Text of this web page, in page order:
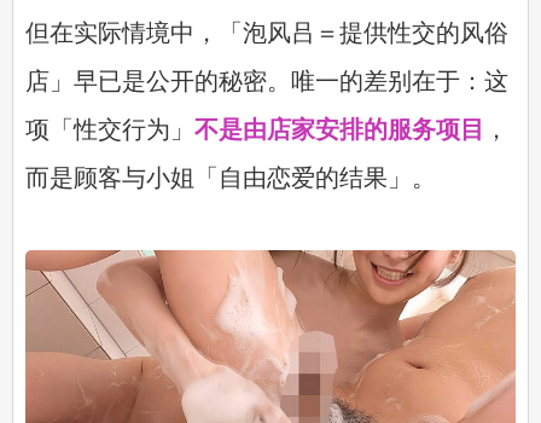
但在实际情境中，「泡风吕＝提供性交的风俗
店」早已是公开的秘密。唯一的差别在于：这
项「性交行为」 不是由店家安排的服务项目 ，
而是顾客与小姐「自由恋爱的结果」。